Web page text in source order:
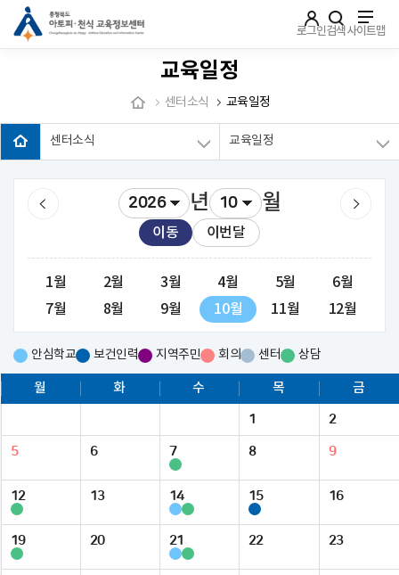
로그인검색사이트맵
교육일정
센터소식 교육일정
센터소식 교육일정
년 월
이동 이번달
1월 2월 3월 4월 5월
6월
7월
8월 9월 10월 11월 12월
안심학교 보건인력 지역주민 회의 센터 상담
월 화 수 목 금
1 2
5 6 7 8 9
12 13 14 15 16
19 20 21 22 23